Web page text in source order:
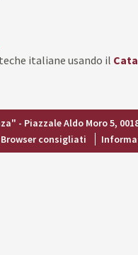
italiane usando il
Piazzale Aldo Moro 5,
Browser consigliati